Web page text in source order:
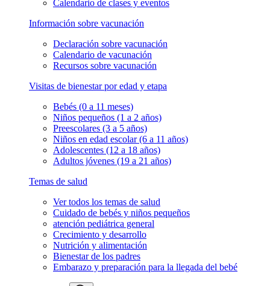
Calendario de clases y eventos
Información sobre vacunación
Declaración sobre vacunación
Calendario de vacunación
Recursos sobre vacunación
Visitas de bienestar por edad y etapa
Bebés (0 a 11 meses)
Niños pequeños (1 a 2 años)
Preescolares (3 a 5 años)
Niños en edad escolar (6 a 11 años)
Adolescentes (12 a 18 años)
Adultos jóvenes (19 a 21 años)
Temas de salud
Ver todos los temas de salud
Cuidado de bebés y niños pequeños
atención pediátrica general
Crecimiento y desarrollo
Nutrición y alimentación
Bienestar de los padres
Embarazo y preparación para la llegada del bebé